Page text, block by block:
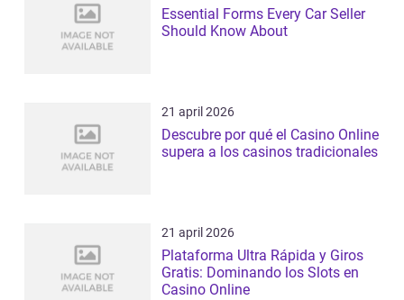
Essential Forms Every Car Seller
Should Know About
21 april 2026
Descubre por qué el Casino Online
supera a los casinos tradicionales
21 april 2026
Plataforma Ultra Rápida y Giros
Gratis: Dominando los Slots en
Casino Online